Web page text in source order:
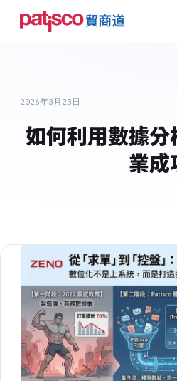
2026年3月23日
如何利用數據
業成